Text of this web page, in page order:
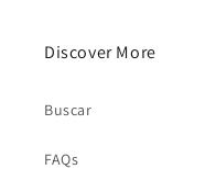
Discover More
Buscar
FAQs